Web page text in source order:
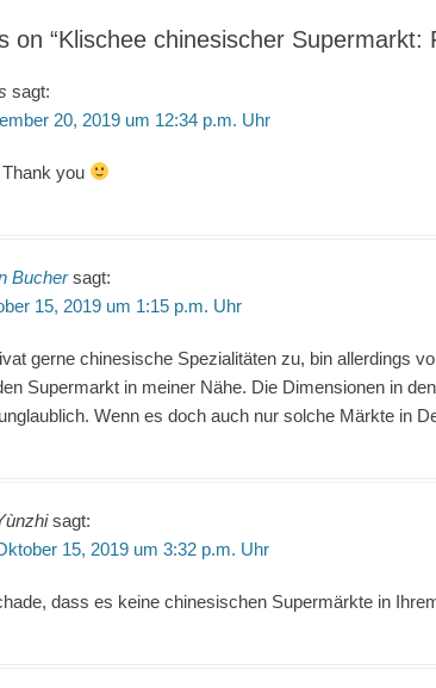
on “Klischee chinesischer Supermarkt:
sagt:
20, 2019 um 12:34 p.m. Uhr
you
Bucher sagt:
15, 2019 um 1:15 p.m. Uhr
gerne chinesische Spezialitäten zu, bin allerdings
Supermarkt in meiner Nähe. Die Dimensionen in
Wenn es doch auch nur solche Märkte in
sagt:
15, 2019 um 3:32 p.m. Uhr
dass es keine chinesischen Supermärkte in